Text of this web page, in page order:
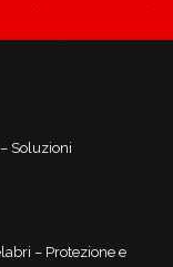
Soluzioni
– Protezione e